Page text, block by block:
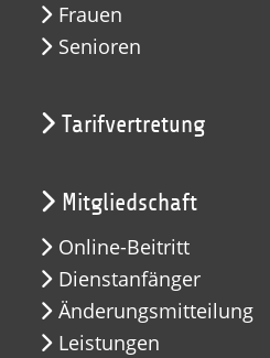
Frauen
Senioren
Tarifvertretung
Mitgliedschaft
Online-Beitritt
Dienstanfänger
Änderungsmitteilung
Leistungen